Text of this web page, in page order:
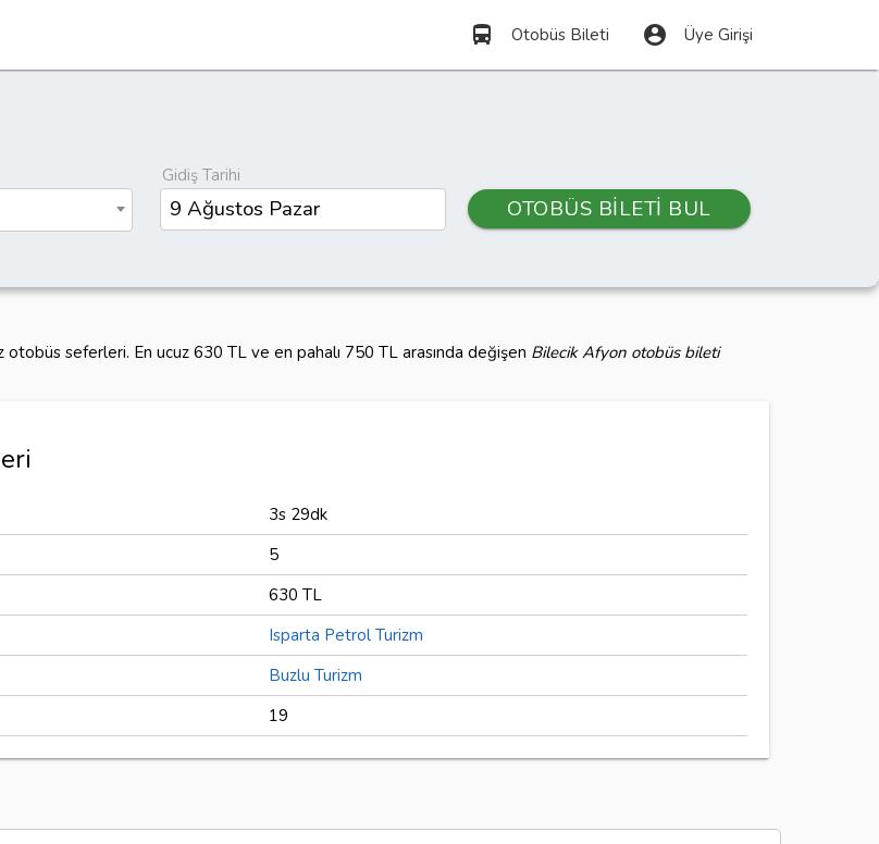
directions_bus Otobüs Bileti account_circle Üye Girişi
Gidiş Tarihi
OTOBÜS BİLETİ BUL
otobüs seferleri. En ucuz 630 TL ve en pahalı 750 TL arasında değişen Bilecik Afyon otobüs bileti
3s 29dk
5
630 TL
Isparta Petrol Turizm
Buzlu Turizm
19